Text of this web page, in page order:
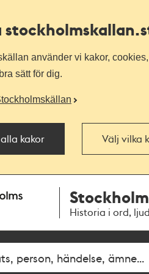
stockholmskallan
använder vi kakor,
sätt för dig.
kakor Välj vilka
Historia i ord,